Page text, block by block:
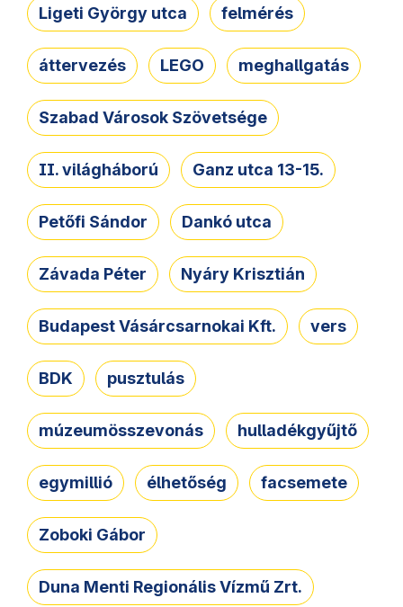
Ligeti György utca felmérés
áttervezés LEGO meghallgatás
Szabad Városok Szövetsége
II. világháború Ganz utca 13-15.
Petőfi Sándor Dankó utca
Závada Péter Nyáry Krisztián
Budapest Vásárcsarnokai Kft. vers
BDK pusztulás
múzeumösszevonás hulladékgyűjtő
egymillió élhetőség facsemete
Zoboki Gábor
Duna Menti Regionális Vízmű Zrt.